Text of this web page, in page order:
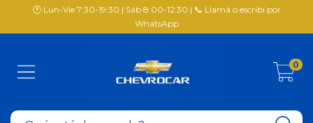
🕐 Lun-Vie 7:30-19:30 | Sáb 8:00-12:30 | 📞 Llamá o escribí por
WhatsApp
0